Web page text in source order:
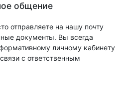
общение
отправляете на нашу почту
документы. Вы всегда
личному кабинету
с ответственным